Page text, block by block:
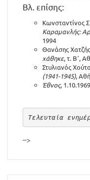
Βλ. επίσης:
Κωνσταντίνος
Καραμανλής:
1994
Θανάσης
χάθηκε, τ. Β΄,
Στυλιανός
(1941-1945),
Έθνος, 1.10.1969
Τελευταία
-->